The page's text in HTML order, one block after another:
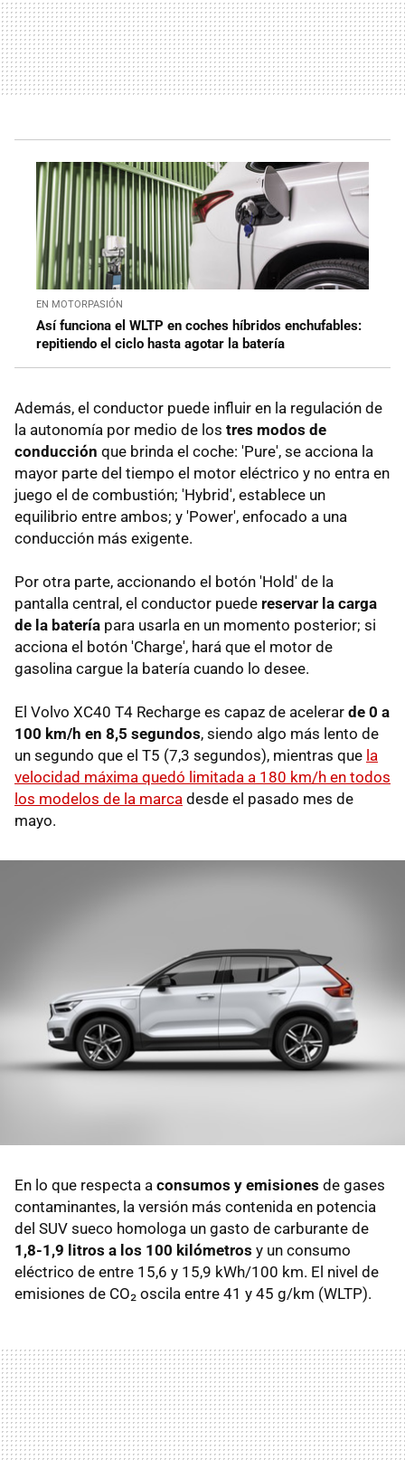
EN MOTORPASIÓN
Así funciona el WLTP en coches híbridos enchufables:
repitiendo el ciclo hasta agotar la batería
Además, el conductor puede influir en la regulación de
la autonomía por medio de los tres modos de
conducción que brinda el coche: 'Pure', se acciona la
mayor parte del tiempo el motor eléctrico y no entra en
juego el de combustión; 'Hybrid', establece un
equilibrio entre ambos; y 'Power', enfocado a una
conducción más exigente.
Por otra parte, accionando el botón 'Hold' de la
pantalla central, el conductor puede reservar la carga
de la batería para usarla en un momento posterior; si
acciona el botón 'Charge', hará que el motor de
gasolina cargue la batería cuando lo desee.
El Volvo XC40 T4 Recharge es capaz de acelerar de 0 a
100 km/h en 8,5 segundos, siendo algo más lento de
un segundo que el T5 (7,3 segundos), mientras que la
velocidad máxima quedó limitada a 180 km/h en todos
los modelos de la marca desde el pasado mes de
mayo.
En lo que respecta a consumos y emisiones de gases
contaminantes, la versión más contenida en potencia
del SUV sueco homologa un gasto de carburante de
1,8-1,9 litros a los 100 kilómetros y un consumo
eléctrico de entre 15,6 y 15,9 kWh/100 km. El nivel de
emisiones de CO₂ oscila entre 41 y 45 g/km (WLTP).